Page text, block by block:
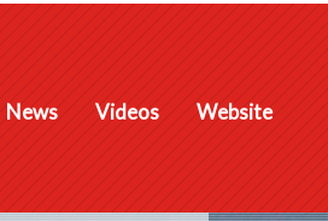
News Videos Website